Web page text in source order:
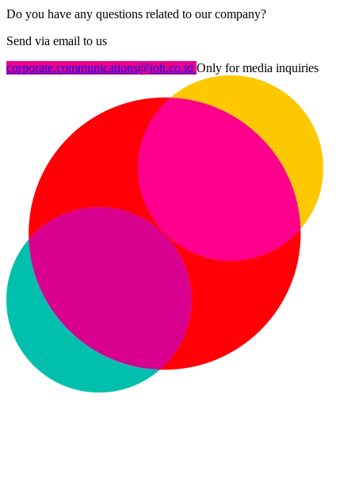
Do you have any questions related to our company?
Send via email to us
corporate.communications@ioh.co.id Only for media inquiries